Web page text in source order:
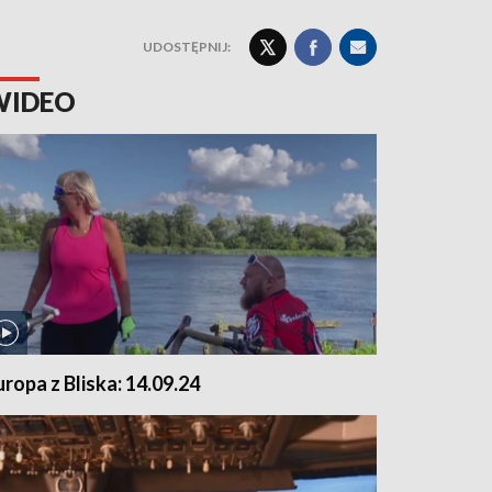
UDOSTĘPNIJ:
z Bliska: 14.09.24